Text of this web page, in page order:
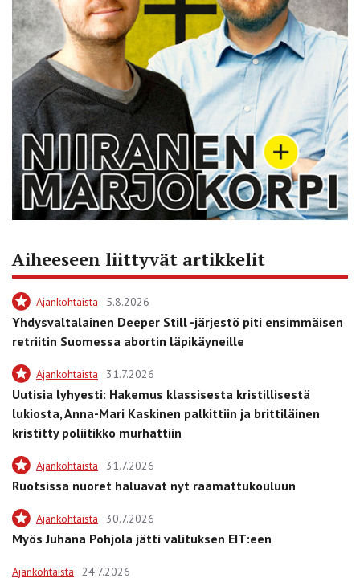
Aiheeseen liittyvät artikkelit
Ajankohtaista 5.8.2026
Yhdysvaltalainen Deeper Still -järjestö piti ensimmäisen
retriitin Suomessa abortin läpikäyneille
Ajankohtaista 31.7.2026
Uutisia lyhyesti: Hakemus klassisesta kristillisestä
lukiosta, Anna-Mari Kaskinen palkittiin ja brittiläinen
kristitty poliitikko murhattiin
Ajankohtaista 31.7.2026
Ruotsissa nuoret haluavat nyt raamattukouluun
Ajankohtaista 30.7.2026
Myös Juhana Pohjola jätti valituksen EIT:een
Ajankohtaista 24.7.2026